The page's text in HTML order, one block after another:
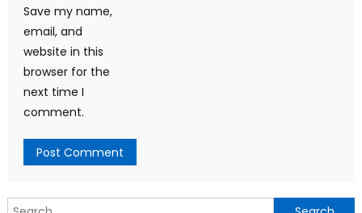
Save my name,
email, and
website in this
browser for the
next time I
comment.
Search